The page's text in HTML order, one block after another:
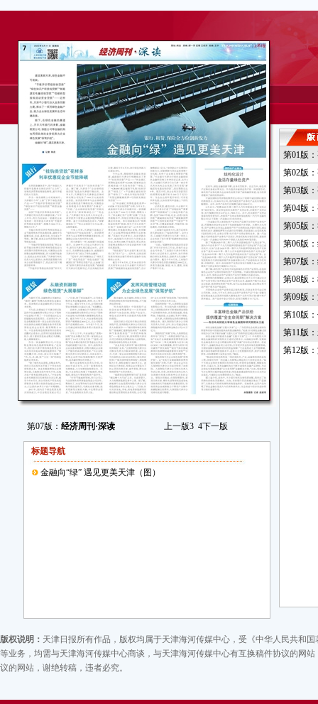
第07版： 经济周刊·深读 上一版3 4下一版
标题导航
金融向“绿” 遇见更美天津（图）
第01版
第02版
第03版
第04版
第05版
第06版
第07版
第08版
第09版
第10版
第11版
第12版
版权说明： 天津日报所有作品，版权均属于天津海河传媒中心，受《中华人民共和
等业务，均需与天津海河传媒中心商谈，与天津海河传媒中心有互换稿件协议的网
议的网站，谢绝转稿，违者必究。